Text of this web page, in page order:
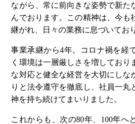
ながら、常に前向きな姿勢で新た
んでおります。この精神は、今も
継がれ、日々の業務に息づいてお
事業承継から4年。コロナ禍を経
く環境は一層厳しさを増しており
な対応と健全な経営を大切にしな
りと法令遵守を徹底し、社員一丸
神を持ち続けてまいりました。
これからも、次の80年、100年へ